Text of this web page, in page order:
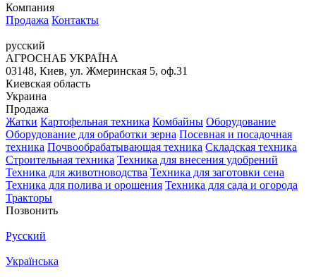
Компания
Продажа Контакты
русский
АГРОСНАБ УКРАЇНА
03148, Киев, ул. Жмеринская 5, оф.31
Киевская область
Украина
Продажа
Жатки Картофельная техника Комбайны Оборудование
Оборудование для обработки зерна Посевная и посадочная
техника Почвообрабатывающая техника Складская техника
Строительная техника Техника для внесения удобрений
Техника для животноводства Техника для заготовки сена
Техника для полива и орошения Техника для сада и огорода
Тракторы
Позвонить
Русский
Українська